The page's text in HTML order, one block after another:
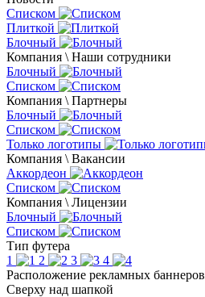
Списком
Плиткой
Блочный
Компания \ Наши сотрудники
Блочный
Списком
Компания \ Партнеры
Блочный
Списком
Только логотипы
Компания \ Вакансии
Аккордеон
Списком
Компания \ Лицензии
Блочный
Списком
Тип футера
1
2 3
4
Расположение рекламных баннеров
Сверху над шапкой